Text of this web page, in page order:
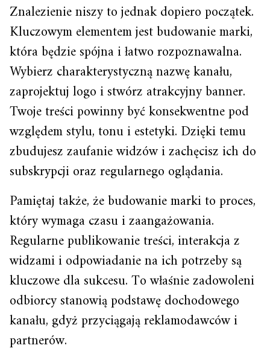
Znalezienie niszy to jednak dopiero początek.
Kluczowym elementem jest budowanie marki,
która będzie spójna i łatwo rozpoznawalna.
Wybierz charakterystyczną nazwę kanału,
zaprojektuj logo i stwórz atrakcyjny banner.
Twoje treści powinny być konsekwentne pod
względem stylu, tonu i estetyki. Dzięki temu
zbudujesz zaufanie widzów i zachęcisz ich do
subskrypcji oraz regularnego oglądania.
Pamiętaj także, że budowanie marki to proces,
który wymaga czasu i zaangażowania.
Regularne publikowanie treści, interakcja z
widzami i odpowiadanie na ich potrzeby są
kluczowe dla sukcesu. To właśnie zadowoleni
odbiorcy stanowią podstawę dochodowego
kanału, gdyż przyciągają reklamodawców i
partnerów.